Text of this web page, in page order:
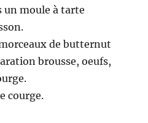
un moule à tarte
de butternut
brousse, oeufs,
courge.